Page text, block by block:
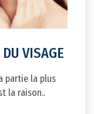
VISAGE
partie la plus
la raison..